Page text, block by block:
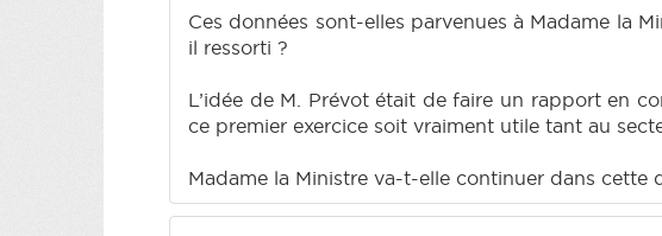
Ces données sont-elles parvenues à Madame la
il ressorti ?
L’idée de M. Prévot était de faire un rapport en
ce premier exercice soit vraiment utile tant au
Madame la Ministre va-t-elle continuer dans cette